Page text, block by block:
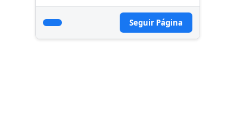
Seguir Página